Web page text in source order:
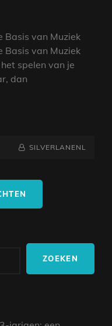
Basis van Muziek
Basis van Muziek
spelen van je
dan
NAAMREGEL
BYLINE
SILVERLANENL
ZOEKEN